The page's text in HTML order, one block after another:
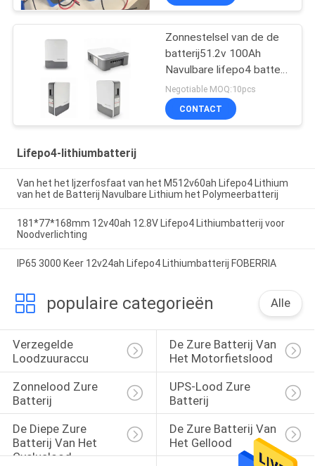
Zonnestelsel van de de
batterij51.2v 100Ah
Navulbare lifepo4 batterij
van het hoge
capaciteitslithium het
ionen
Negotiable MOQ:10pcs
CONTACT
Lifepo4-lithiumbatterij
Van het het Ijzerfosfaat van het M512v60ah Lifepo4 Lithium
van het de Batterij Navulbare Lithium het Polymeerbatterij
181*77*168mm 12v40ah 12.8V Lifepo4 Lithiumbatterij voor
Noodverlichting
IP65 3000 Keer 12v24ah Lifepo4 Lithiumbatterij FOBERRIA
populaire categorieën Alle
Verzegelde
Loodzuuraccu
De Zure Batterij Van
Het Motorfietslood
Zonnelood Zure
Batterij
UPS-Lood Zure
Batterij
De Diepe Zure
Batterij Van Het
Cycluslood
De Zure Batterij Van
Het Gellood